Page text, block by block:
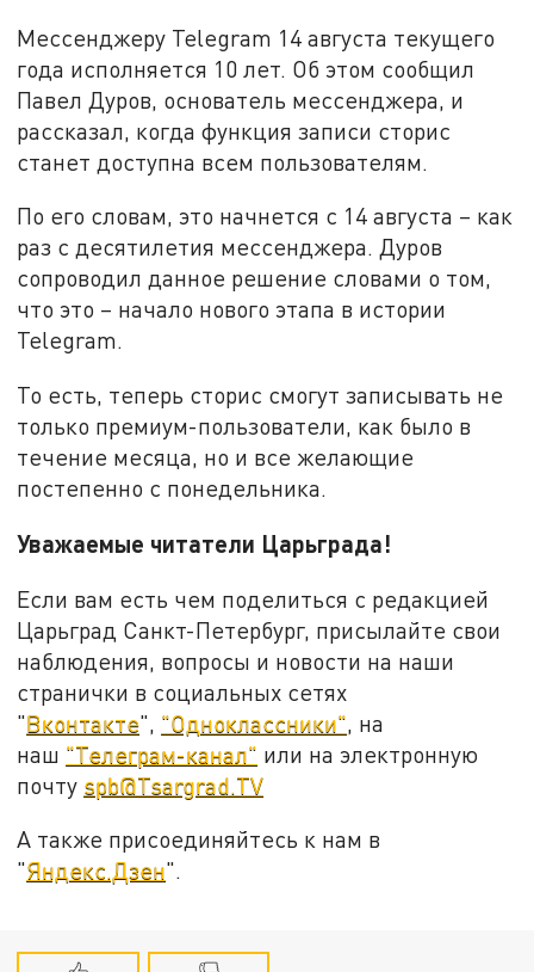
Мессенджеру Telegram 14 августа текущего
года исполняется 10 лет. Об этом сообщил
Павел Дуров, основатель мессенджера, и
рассказал, когда функция записи сторис
станет доступна всем пользователям.
По его словам, это начнется с 14 августа – как
раз с десятилетия мессенджера. Дуров
сопроводил данное решение словами о том,
что это – начало нового этапа в истории
Telegram.
То есть, теперь сторис смогут записывать не
только премиум-пользователи, как было в
течение месяца, но и все желающие
постепенно с понедельника.
Уважаемые читатели Царьграда!
Если вам есть чем поделиться с редакцией
Царьград Санкт-Петербург, присылайте свои
наблюдения, вопросы и новости на наши
странички в социальных сетях
"Вконтакте", "Одноклассники" , на
наш "Телеграм-канал" или на электронную
почту spb@Tsargrad.TV
А также присоединяйтесь к нам в
"Яндекс.Дзен".